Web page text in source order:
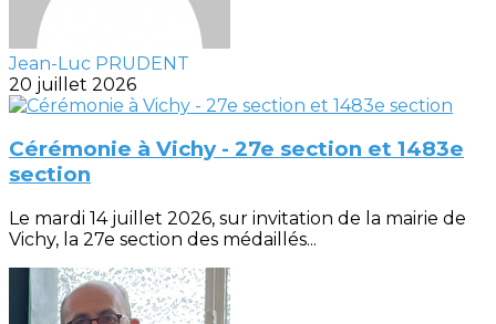
Jean-Luc PRUDENT
20 juillet 2026
Cérémonie à Vichy - 27e section et 1483e
section
Le mardi 14 juillet 2026, sur invitation de la mairie de
Vichy, la 27e section des médaillés...